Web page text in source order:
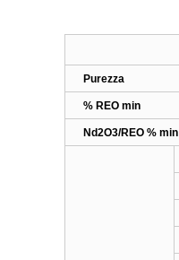
Purezza
% REO min
Nd2O3/REO % min